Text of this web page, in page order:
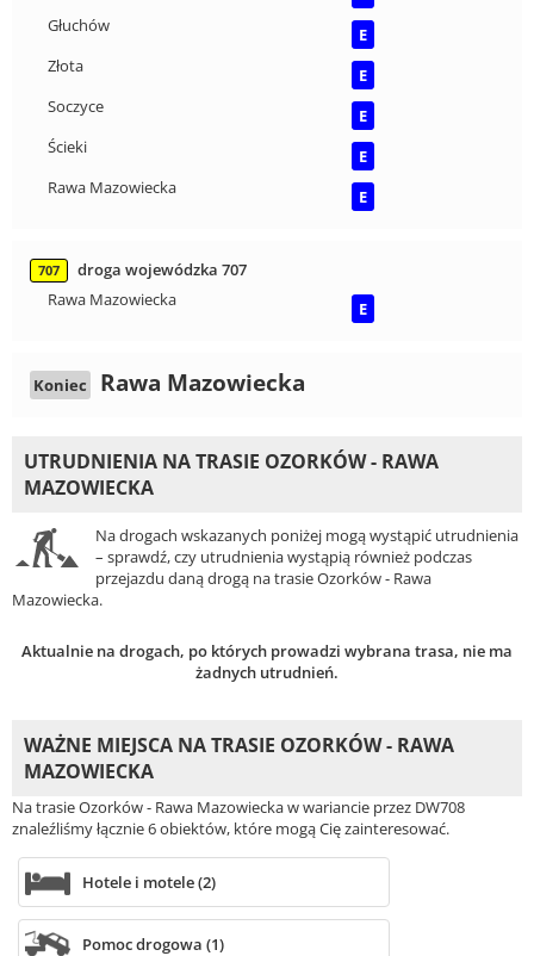
Głuchów
E
Złota
E
Soczyce
E
Ścieki
E
Rawa Mazowiecka
E
707
droga wojewódzka 707
Rawa Mazowiecka
E
Koniec Rawa Mazowiecka
UTRUDNIENIA NA TRASIE OZORKÓW - RAWA
MAZOWIECKA
Na drogach wskazanych poniżej mogą wystąpić utrudnienia
– sprawdź, czy utrudnienia wystąpią również podczas
przejazdu daną drogą na trasie Ozorków - Rawa
Mazowiecka.
Aktualnie na drogach, po których prowadzi wybrana trasa, nie ma
żadnych utrudnień.
WAŻNE MIEJSCA NA TRASIE OZORKÓW - RAWA
MAZOWIECKA
Na trasie Ozorków - Rawa Mazowiecka w wariancie przez DW708
znaleźliśmy łącznie 6 obiektów, które mogą Cię zainteresować.
Hotele i motele (2)
Pomoc drogowa (1)